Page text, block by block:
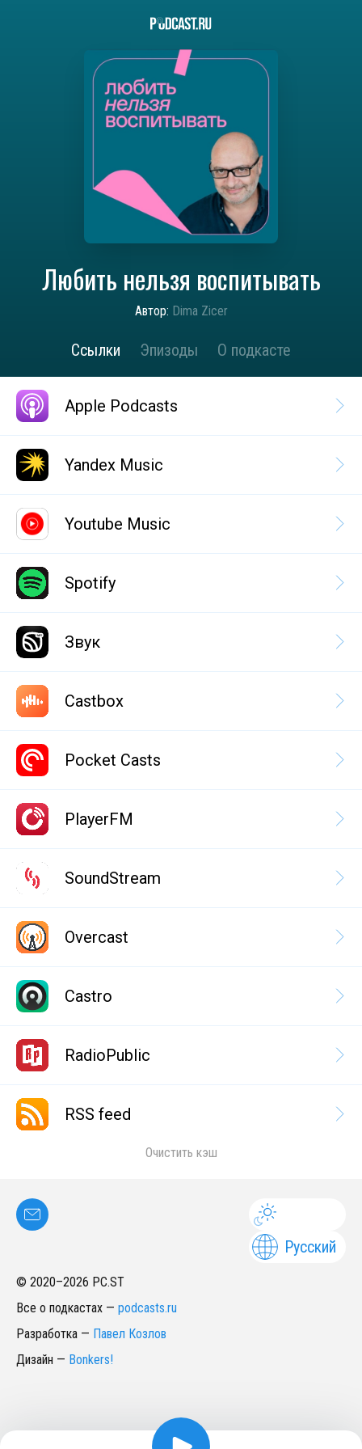
Любить нельзя воспитывать
Автор: Dima Zicer
Ссылки Эпизоды О подкасте
Apple Podcasts
Yandex Music
Youtube Music
Spotify
Звук
Castbox
Pocket Casts
PlayerFM
SoundStream
Overcast
Castro
RadioPublic
RSS feed
Очистить кэш
Русский
© 2020–2026 PC.ST
Все о подкастах — podcasts.ru
Разработка — Павел Козлов
Дизайн — Bonkers!